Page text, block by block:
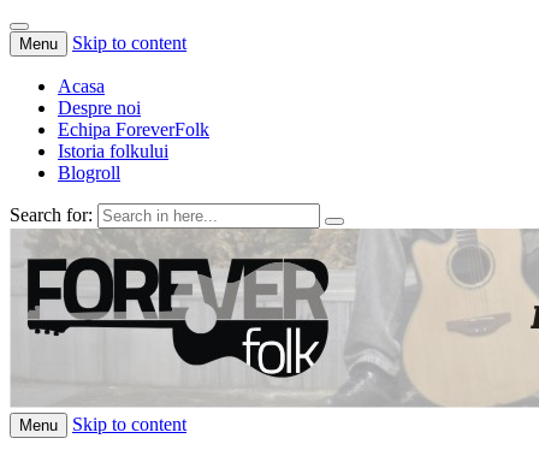
Menu Skip to content
Acasa
Despre noi
Echipa ForeverFolk
Istoria folkului
Blogroll
Search for:
ForeverFolk
Muzica sufletului tau
Menu Skip to content